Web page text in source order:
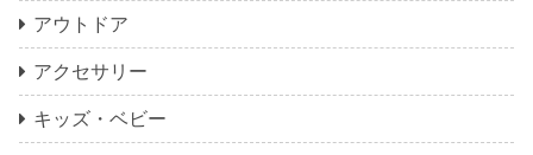
アウトドア
アクセサリー
キッズ・ベビー